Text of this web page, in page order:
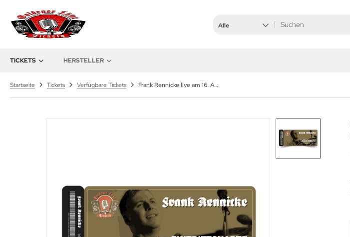
Alle
TICKETS HERSTELLER
Startseite Tickets Verfügbare Tickets Frank Rennicke live am 16. August 2026 – Afrikakorps Bar Brattendorf
Frenck / Goldener Löwe